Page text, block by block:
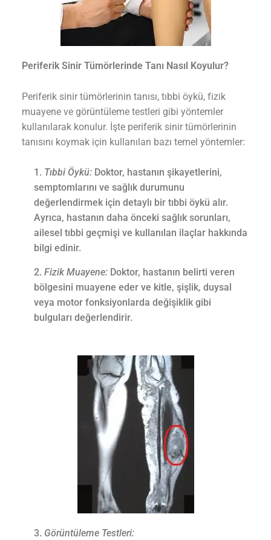
Periferik Sinir Tümörlerinde Tanı Nasıl Koyulur?
Periferik sinir tümörlerinin tanısı, tıbbi öykü, fizik
muayene ve görüntüleme testleri gibi yöntemler
kullanılarak konulur. İşte periferik sinir tümörlerinin
tanısını koymak için kullanılan bazı temel yöntemler:
Tıbbi Öykü: Doktor, hastanın şikayetlerini,
semptomlarını ve sağlık durumunu
değerlendirmek için detaylı bir tıbbi öykü alır.
Ayrıca, hastanın daha önceki sağlık sorunları,
ailesel tıbbi geçmişi ve kullanılan ilaçlar hakkında
bilgi edinir.
Fizik Muayene: Doktor, hastanın belirti veren
bölgesini muayene eder ve kitle, şişlik, duysal
veya motor fonksiyonlarda değişiklik gibi
bulguları değerlendirir.
Görüntüleme Testleri: